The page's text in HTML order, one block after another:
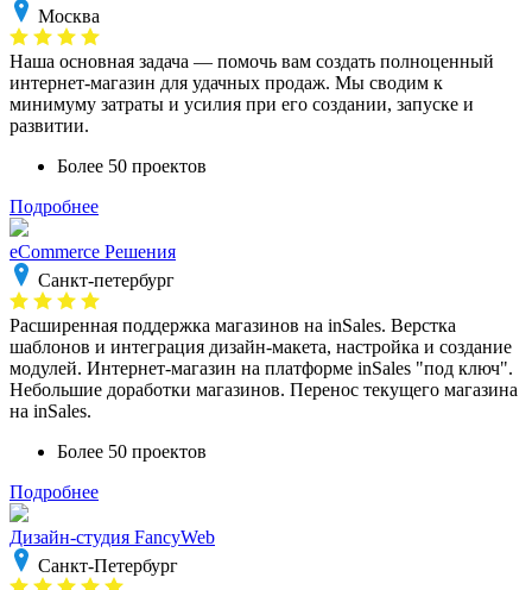
Москва
Наша основная задача — помочь вам создать полноценный
интернет-магазин для удачных продаж. Мы сводим к
минимуму затраты и усилия при его создании, запуске и
развитии.
Более 50 проектов
Подробнее
eCommerce Решения
Санкт-петербург
Расширенная поддержка магазинов на inSales. Верстка
шаблонов и интеграция дизайн-макета, настройка и создание
модулей. Интернет-магазин на платформе inSales "под ключ".
Небольшие доработки магазинов. Перенос текущего магазина
на inSales.
Более 50 проектов
Подробнее
Дизайн-студия FancyWeb
Санкт-Петербург